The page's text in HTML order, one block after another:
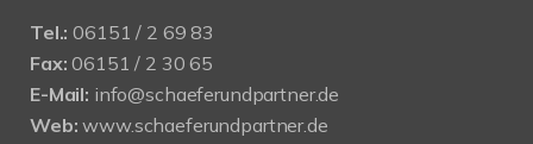
Tel.: 06151 / 2 69 83
Fax: 06151 / 2 30 65
E-Mail: info@schaeferundpartner.de
Web: www.schaeferundpartner.de